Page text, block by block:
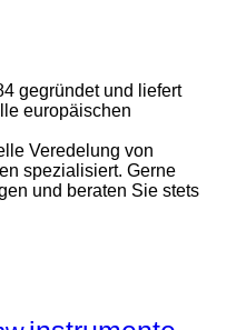
gegründet und liefert
europäischen
Veredelung von
spezialisiert. Gerne
und beraten Sie stets